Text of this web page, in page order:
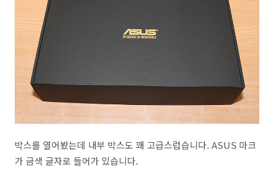
박스를 열어봤는데 내부 박스도 꽤 고급스럽습니다. ASUS 마크
가 금색 글자로 들어가 있습니다.